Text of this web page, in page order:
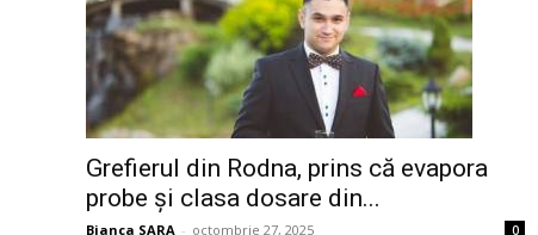
Grefierul din Rodna, prins că evapora
probe și clasa dosare din...
Bianca SARA - octombrie 27, 2025 0